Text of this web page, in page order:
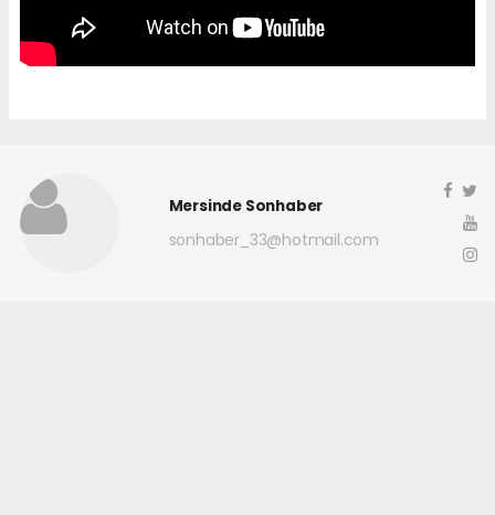
Mersinde Sonhaber
sonhaber_33@hotmail.com